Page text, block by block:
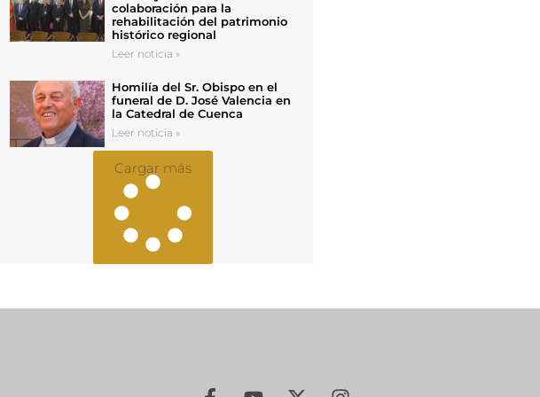
colaboración para la
rehabilitación del patrimonio
histórico regional
Leer noticia »
Homilía del Sr. Obispo en el
funeral de D. José Valencia en
la Catedral de Cuenca
Leer noticia »
Cargar más